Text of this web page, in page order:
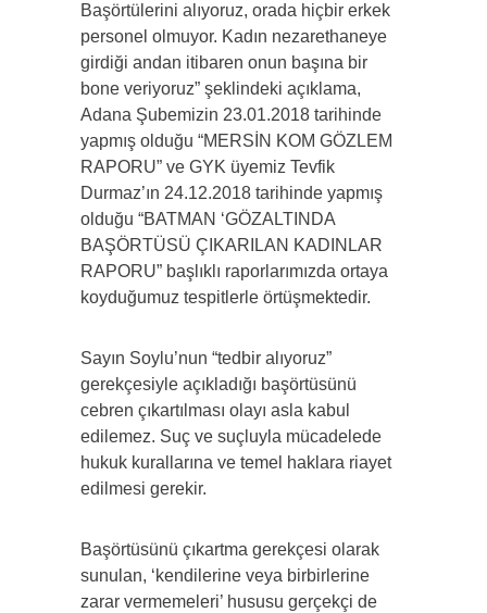
Başörtülerini alıyoruz, orada hiçbir erkek
personel olmuyor. Kadın nezarethaneye
girdiği andan itibaren onun başına bir
bone veriyoruz” şeklindeki açıklama,
Adana Şubemizin 23.01.2018 tarihinde
yapmış olduğu “MERSİN KOM GÖZLEM
RAPORU” ve GYK üyemiz Tevfik
Durmaz’ın 24.12.2018 tarihinde yapmış
olduğu “BATMAN ‘GÖZALTINDA
BAŞÖRTÜSÜ ÇIKARILAN KADINLAR
RAPORU” başlıklı raporlarımızda ortaya
koyduğumuz tespitlerle örtüşmektedir.
Sayın Soylu’nun “tedbir alıyoruz”
gerekçesiyle açıkladığı başörtüsünü
cebren çıkartılması olayı asla kabul
edilemez. Suç ve suçluyla mücadelede
hukuk kurallarına ve temel haklara riayet
edilmesi gerekir.
Başörtüsünü çıkartma gerekçesi olarak
sunulan, ‘kendilerine veya birbirlerine
zarar vermemeleri’ hususu gerçekçi de